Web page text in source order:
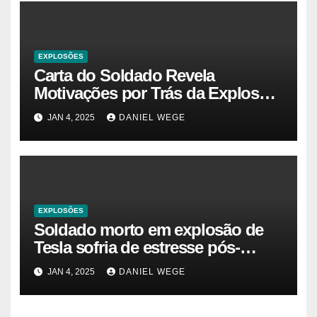
EXPLOSÕES
Carta do Soldado Revela
Motivações por Trás da Explosão
do Cybertruck em Las Vegas –
Gazeta Brasil
JAN 4, 2025 DANIEL WEGE
EXPLOSÕES
Soldado morto em explosão de
Tesla sofria de estresse pós-
traumático e temia ‘colapso’ dos
JAN 4, 2025 DANIEL WEGE